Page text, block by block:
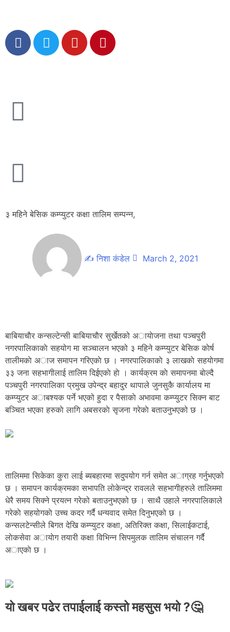
३ महिने बेसिक कम्प्युटर कक्षा तालिम सम्पन्न,
✍ निशा कंडेल March 2, 2021
बाबियाचाैर कन्सल्टेन्सी बाबियाचाैर सुर्खेतको अायाेजना तथा पञ्चपुरी
नगरपालिकाकाे सहयोग मा सञ्चालन भएको ३ महिने कम्प्युटर बेसिक काेर्ष
तालीमकाे अाज समापन गरिएकाे छ । नगरपालिकाकाे ३ लाखकाे सहयाेगमा
३३ जना सहभागीलाई तालिम दिईएकाे हाे । कार्यक्रम काे समापनमा बाेल्दै
पञ्चपुरी नगरपालिका प्रमुख उपेन्द्र बहादुर थापाले जुनसुकै कार्यालय मा
कम्प्युटर अाबश्यक पर्ने भएको हुदा र पैसाकाे अभावमा कम्प्युटर सिक्न बाट
बञ्चित भएका हरुकाे लागि अबसरकाे सृजना गरेकाे बताउनुभएको छ ।
तालिममा सिकेका कुरा लाई ब्यबहारमा सदुपयोग गर्न समेत अाग्रह गर्नुभएको
छ । समापन कार्यक्रमका सभापति लाेकेन्द्र रावलले सहभागीहरुले तालिममा
धेरै समय सिक्ने प्रयत्न गरेको बताउनुभएको छ । साथै उहाले नगरपालिकाले
गरेकाे सहयोगकाे उच्च कदर गर्दै धन्यवाद समेत दिनुभएको छ ।
कन्सलटेन्सीले बिगत देखि कम्प्युटर कक्षा, अतिरिक्त कक्षा, सिलाईकटाई,
लाेकसेवा अायाेग तयारी कक्षा विभिन्न सिपमुलक तालिम संचालन गर्दै
अाएकाे छ ।
यो खबर पढेर तपाईलाई कस्तो महसुस भयो ?🤔